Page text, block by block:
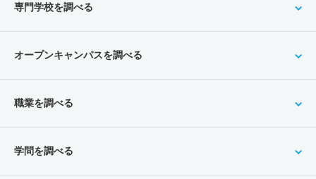
専門学校を調べる
オープンキャンパスを調べる
職業を調べる
学問を調べる